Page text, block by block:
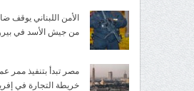
الأمن اللبناني يوقف
من جيش الأسد في
مصر تبدأ بتنفيذ ممر
خريطة التجارة في